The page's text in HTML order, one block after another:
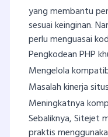
yang membantu
sesuai keinginan.
perlu menguasai
Pengkodean PHP
Mengelola
Masalah kinerja situs
Meningkatnya
Sebaliknya, Sitejet
praktis